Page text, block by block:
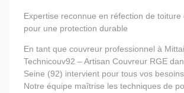
Expertise reconnue en réfection de toiture
pour une protection durable
En tant que couvreur professionnel à
Technicouv92 – Artisan Couvreur RGE
Seine (92) intervient pour tous vos
Notre équipe maîtrise les techniques de